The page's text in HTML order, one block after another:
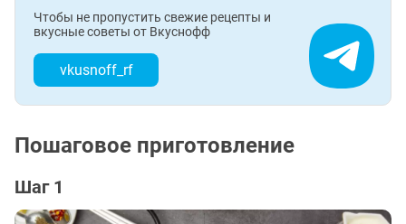
Чтобы не пропустить свежие рецепты и
вкусные советы от Вкуснофф
vkusnoff_rf
Пошаговое приготовление
Шаг 1